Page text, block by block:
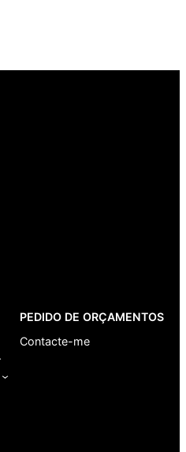
PEDIDO DE ORÇAMENTOS
Contacte-me